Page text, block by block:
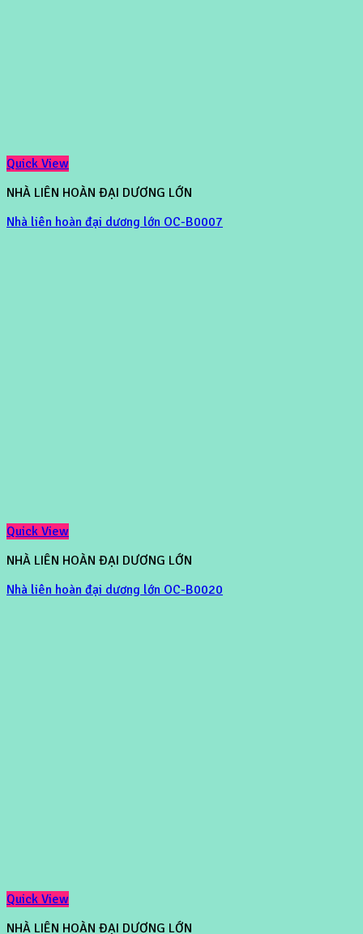
Quick View
NHÀ LIÊN HOÀN ĐẠI DƯƠNG LỚN
Nhà liên hoàn đại dương lớn OC-B0007
Quick View
NHÀ LIÊN HOÀN ĐẠI DƯƠNG LỚN
Nhà liên hoàn đại dương lớn OC-B0020
Quick View
NHÀ LIÊN HOÀN ĐẠI DƯƠNG LỚN